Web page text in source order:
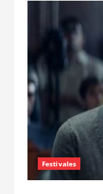
dio
a
sus
2019
Festivales